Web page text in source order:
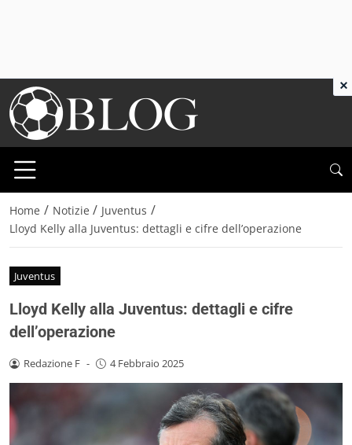
Home / Notizie / Juventus /
Lloyd Kelly alla Juventus: dettagli e cifre dell’operazione
Juventus
Lloyd Kelly alla Juventus: dettagli e cifre
dell’operazione
Redazione F - 4 Febbraio 2025
×